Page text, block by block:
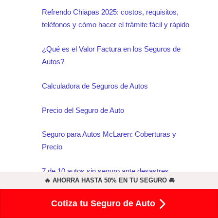
Refrendo Chiapas 2025: costos, requisitos,
teléfonos y cómo hacer el trámite fácil y rápido
¿Qué es el Valor Factura en los Seguros de
Autos?
Calculadora de Seguros de Autos
Precio del Seguro de Auto
Seguro para Autos McLaren: Coberturas y
Precio
7 de 10 autos sin seguro ante desastres
naturales
¿Qué es el SIPARE?
🔥 AHORRA HASTA 50% EN TU SEGURO 🚘
Cotiza tu Seguro de Auto